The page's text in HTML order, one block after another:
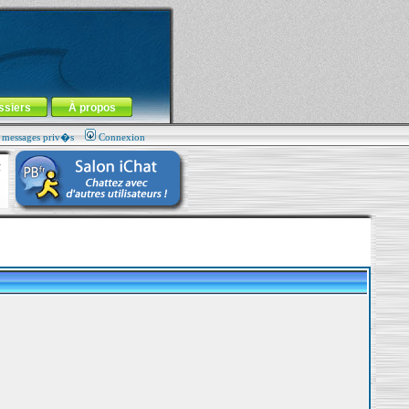
À propos
priv�s Connexion